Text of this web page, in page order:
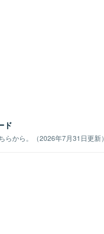
ド
から。（2026年7月31日更新）